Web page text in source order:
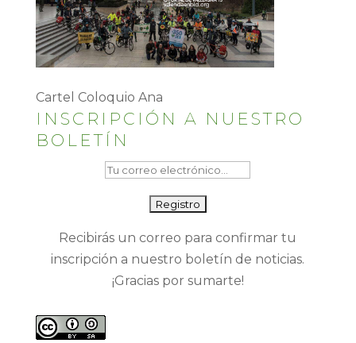
Cartel Coloquio Ana
INSCRIPCIÓN A NUESTRO
BOLETÍN
Recibirás un correo para confirmar tu
inscripción a nuestro boletín de noticias.
¡Gracias por sumarte!